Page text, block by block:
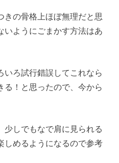
きの骨格上ほぼ無理だと思
いようにごまかす方法はあ
いろ試行錯誤してこれなら
る！と思ったので、今から
少しでもなで肩に見られる
しめるようになるので参考